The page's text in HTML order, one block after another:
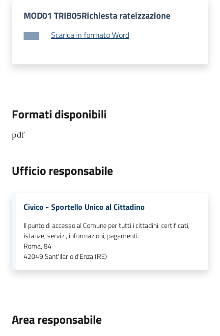
MOD01 TRIB05Richiesta rateizzazione
Scarica in formato Word
Formati disponibili
pdf
Ufficio responsabile
Civico - Sportello Unico al Cittadino
Il punto di accesso al Comune per tutti i cittadini: certificati,
istanze, servizi, informazioni, pagamenti.
Roma, 84
42049Sant'Ilario d'Enza (RE)
Area responsabile